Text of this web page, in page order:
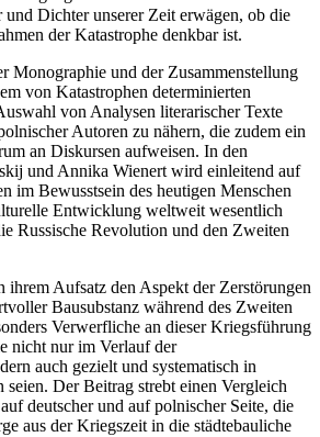
Dichter unserer Zeit erwägen, ob die
der Katastrophe denkbar ist.
Monographie und der Zusammenstellung
von Katastrophen determinierten
von Analysen literarischer Texte
Autoren zu nähern, die zudem ein
an Diskursen aufweisen. In den
und Annika Wienert wird einleitend auf
im Bewusstsein des heutigen Menschen
Entwicklung weltweit wesentlich
Russische Revolution und den Zweiten
ihrem Aufsatz den Aspekt der Zerstörungen
Bausubstanz während des Zweiten
Verwerfliche an dieser Kriegsführung
nicht nur im Verlauf der
auch gezielt und systematisch in
seien. Der Beitrag strebt einen Vergleich
deutscher und auf polnischer Seite, die
aus der Kriegszeit in die städtebauliche